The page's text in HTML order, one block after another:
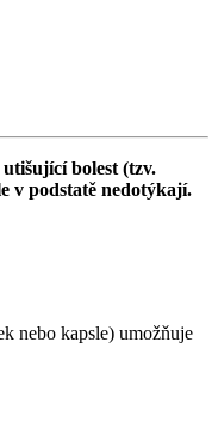
bolest (tzv.
v podstatě nedotýkají.
nebo kapsle) umožňuje